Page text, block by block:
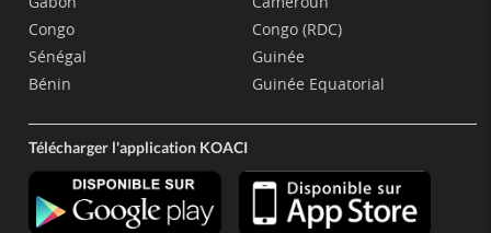
Congo
Sénégal
Bénin
Congo (RDC)
Guinée
Guinée Equatorial
Télécharger l'application KOACI